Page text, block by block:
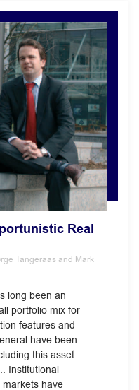
Real
Tangeraas and Mark
long been an
portfolio mix for
features and
have been
this asset
Institutional
have